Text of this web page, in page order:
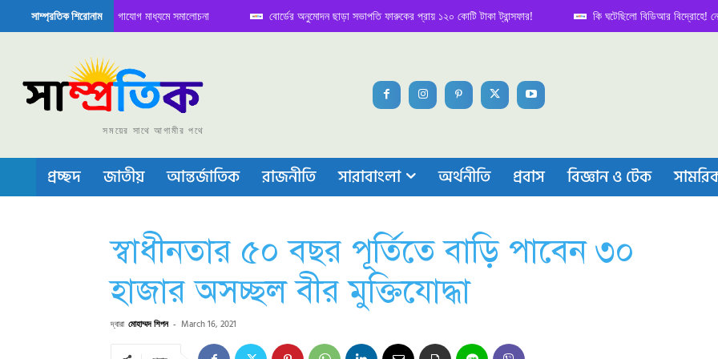
সাম্প্রতিক শিরোনাম
বৈঠক নিয়ে সামাজিক যোগাযোগ মাধ্যমে সমালোচনা বোর্ডের অনুমোদন ছাড়া সভাপতি ফারুকের প্রায় ১২০ কোটি টাকা ট্রান্সফার! কি ঘটেছিলো বিডিআর বিদ্রোহে! নেপথ্য
বা চীপ তৈরিতে নিজের শক্ত অবস্থান জানান দিচ্ছে চীন
সময়ের সাথে আগামীর পথে
প্রচ্ছদ জাতীয় আন্তর্জাতিক রাজনীতি সারাবাংলা অর্থনীতি প্রবাস বিজ্ঞান ও টেক
স্বাধীনতার ৫০ বছর পূর্তিতে বাড়ি পাবেন ৩০
হাজার অসচ্ছল বীর মুক্তিযোদ্ধা
দ্বারা মোহাম্মদ শিপন - March 16, 2021